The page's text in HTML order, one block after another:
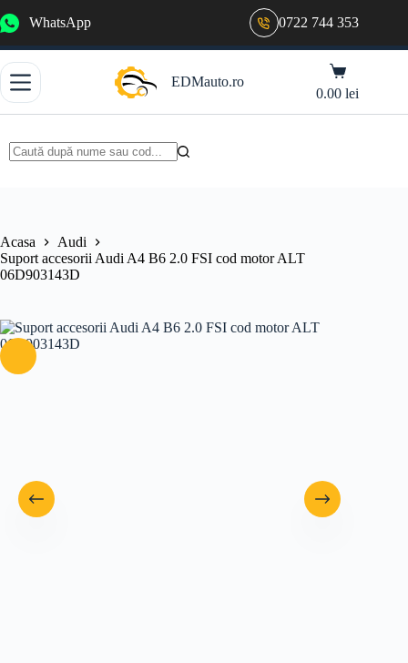
la
WhatsApp 0722 744 353
EDMauto.ro
Coș
de
cumpărături
0.00lei
Acasa
Audi
Suport accesorii Audi A4 B6 2.0 FSI cod motor ALT
06D903143D